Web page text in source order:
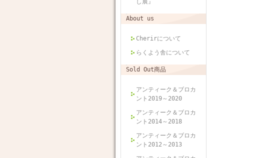
し展』
About us
Cherirについて
らくよう舎について
Sold Out商品
アンティーク＆ブロカ
ント2019～2020
アンティーク＆ブロカ
ント2014～2018
アンティーク＆ブロカ
ント2012～2013